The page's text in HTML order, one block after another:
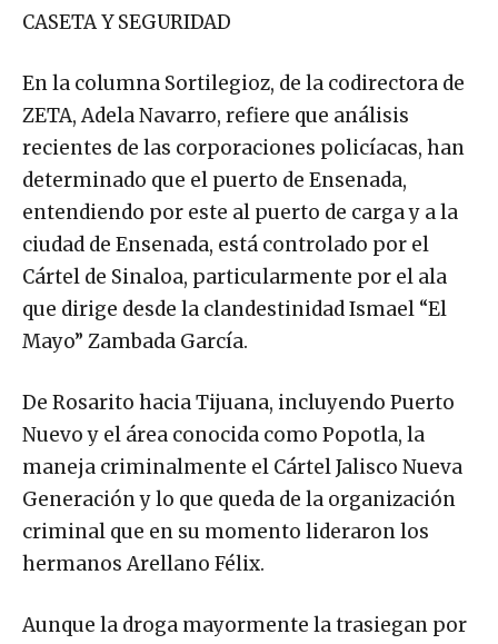
CASETA Y SEGURIDAD
En la columna Sortilegioz, de la codirectora de
ZETA, Adela Navarro, refiere que análisis
recientes de las corporaciones policíacas, han
determinado que el puerto de Ensenada,
entendiendo por este al puerto de carga y a la
ciudad de Ensenada, está controlado por el
Cártel de Sinaloa, particularmente por el ala
que dirige desde la clandestinidad Ismael “El
Mayo” Zambada García.
De Rosarito hacia Tijuana, incluyendo Puerto
Nuevo y el área conocida como Popotla, la
maneja criminalmente el Cártel Jalisco Nueva
Generación y lo que queda de la organización
criminal que en su momento lideraron los
hermanos Arellano Félix.
Aunque la droga mayormente la trasiegan por